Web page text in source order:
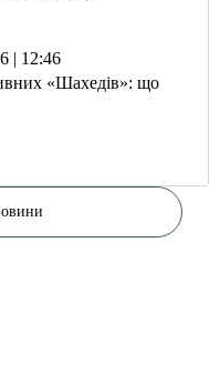
| 12:46
«Шахедів»: що